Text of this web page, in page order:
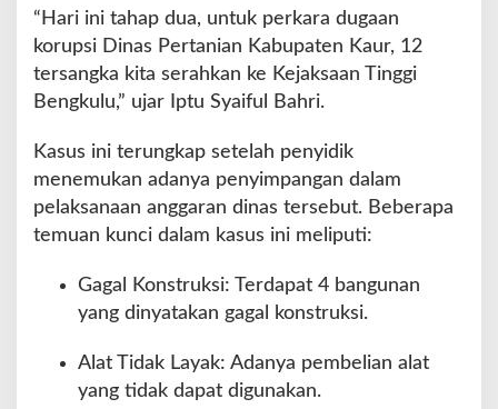
a
t
i
g
k
u
“Hari ini tahap dua, untuk perkara dugaan
korupsi Dinas Pertanian Kabupaten Kaur, 12
tersangka kita serahkan ke Kejaksaan Tinggi
Bengkulu,” ujar Iptu Syaiful Bahri.
Kasus ini terungkap setelah penyidik
menemukan adanya penyimpangan dalam
pelaksanaan anggaran dinas tersebut. Beberapa
temuan kunci dalam kasus ini meliputi:
Gagal Konstruksi: Terdapat 4 bangunan
yang dinyatakan gagal konstruksi.
Alat Tidak Layak: Adanya pembelian alat
yang tidak dapat digunakan.